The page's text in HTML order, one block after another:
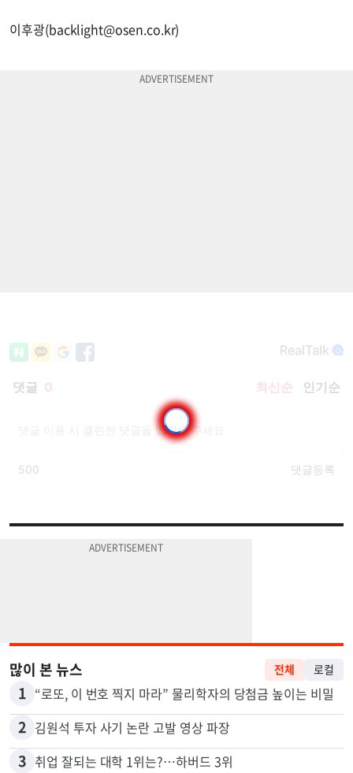
이후광(backlight@osen.co.kr)
많이 본 뉴스 전체 로컬
1 “로또, 이 번호 찍지 마라” 물리학자의 당첨금 높이는 비밀
2 김원석 투자 사기 논란 고발 영상 파장
3 취업 잘되는 대학 1위는?…하버드 3위